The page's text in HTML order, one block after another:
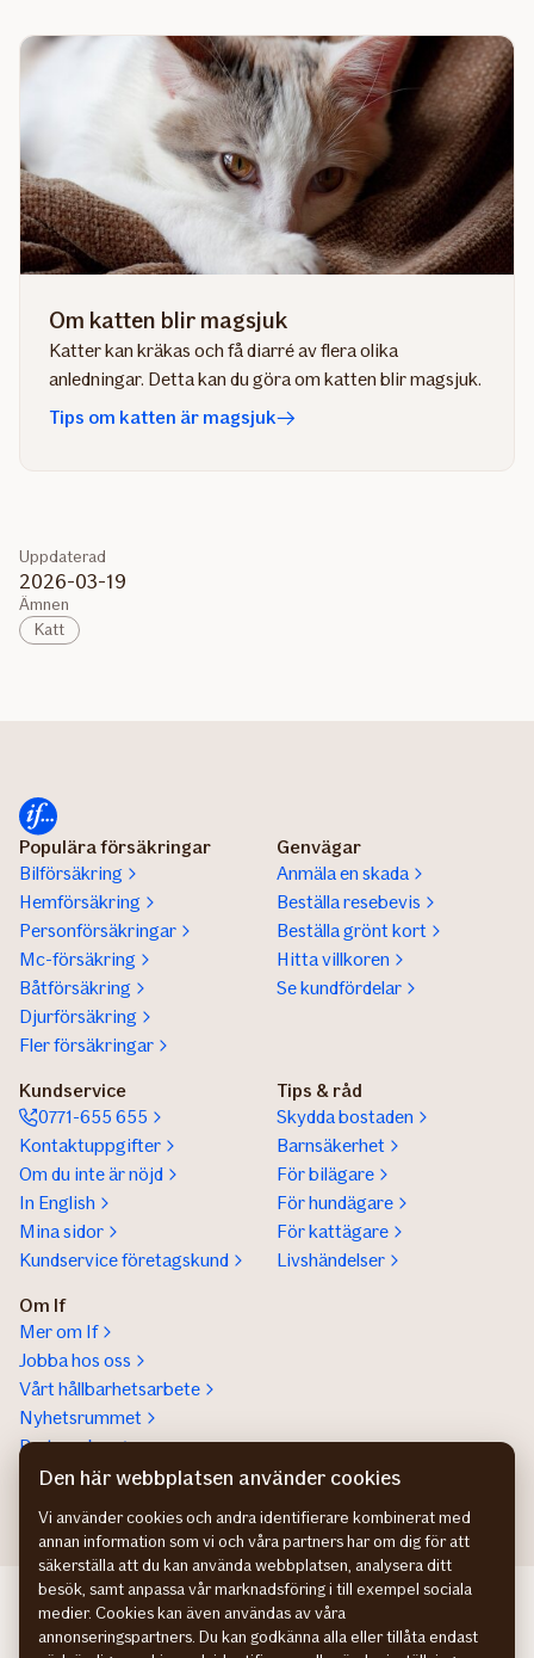
Om katten blir magsjuk
Katter kan kräkas och få diarré av flera olika
anledningar. Detta kan du göra om katten blir magsjuk.
Tips om katten är magsjuk
Uppdaterad
2026-03-19
Ämnen
Katt
Populära försäkringar
Bilförsäkring
Hemförsäkring
Personförsäkringar
Mc-försäkring
Båtförsäkring
Djurförsäkring
Fler försäkringar
Genvägar
Anmäla en skada
Beställa resebevis
Beställa grönt kort
Hitta villkoren
Se kundfördelar
Kundservice
0771-655 655
Kontaktuppgifter
Om du inte är nöjd
In English
Mina sidor
Kundservice företagskund
Tips & råd
Skydda bostaden
Barnsäkerhet
För bilägare
För hundägare
För kattägare
Livshändelser
Om If
Mer om If
Jobba hos oss
Vårt hållbarhetsarbete
Nyhetsrummet
Partnerskap
Help a lot award
If Skadeforsikring NO
If Skadeforsikring DK
Den här webbplatsen använder cookies
Vi använder cookies och andra identifierare kombinerat med
annan information som vi och våra partners har om dig för att
säkerställa att du kan använda webbplatsen, analysera ditt
besök, samt anpassa vår marknadsföring i till exempel sociala
medier. Cookies kan även användas av våra
annonseringspartners. Du kan godkänna alla eller tillåta endast